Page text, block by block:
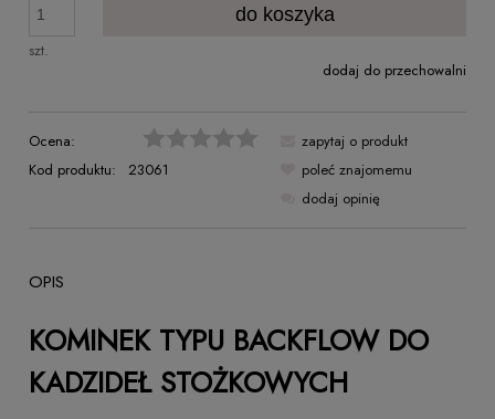
szt.
do koszyka
dodaj do przechowalni
Ocena:
Kod produktu:
23061
zapytaj o produkt
poleć znajomemu
dodaj opinię
OPIS
KOMINEK TYPU BACKFLOW DO
KADZIDEŁ STOŻKOWYCH